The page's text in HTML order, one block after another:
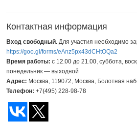
Контактная информация
Вход свободный. Для участия необходимо
https://goo.gl/forms/eAnz5px43dCHtOQa2
Время работы: с 12.00 до 21.00, суббота,
понедельник — выходной
Адрес: Москва, 119072, Москва, Болотная
Телефон: +7(495) 228-98-78